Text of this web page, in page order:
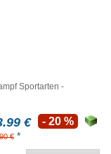
Sportarten -
€
€ *
- 20 %